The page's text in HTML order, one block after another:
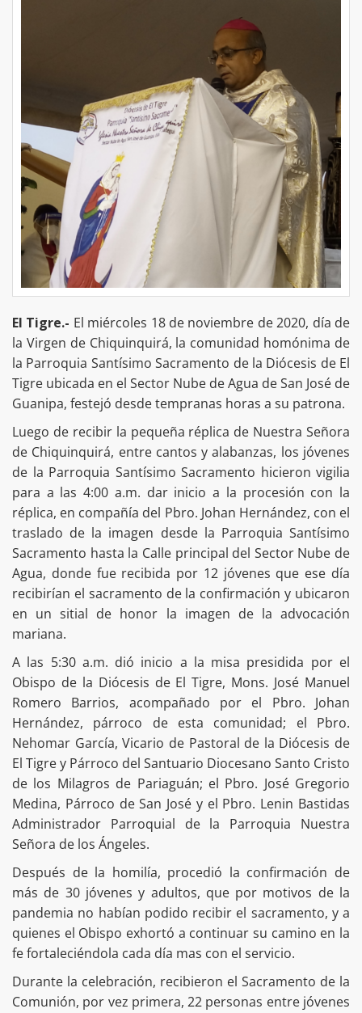
El Tigre.- El miércoles 18 de noviembre de 2020, día de
la Virgen de Chiquinquirá, la comunidad homónima de
la Parroquia Santísimo Sacramento de la Diócesis de El
Tigre ubicada en el Sector Nube de Agua de San José de
Guanipa, festejó desde tempranas horas a su patrona.
Luego de recibir la pequeña réplica de Nuestra Señora
de Chiquinquirá, entre cantos y alabanzas, los jóvenes
de la Parroquia Santísimo Sacramento hicieron vigilia
para a las 4:00 a.m. dar inicio a la procesión con la
réplica, en compañía del Pbro. Johan Hernández, con el
traslado de la imagen desde la Parroquia Santísimo
Sacramento hasta la Calle principal del Sector Nube de
Agua, donde fue recibida por 12 jóvenes que ese día
recibirían el sacramento de la confirmación y ubicaron
en un sitial de honor la imagen de la advocación
mariana.
A las 5:30 a.m. dió inicio a la misa presidida por el
Obispo de la Diócesis de El Tigre, Mons. José Manuel
Romero Barrios, acompañado por el Pbro. Johan
Hernández, párroco de esta comunidad; el Pbro.
Nehomar García, Vicario de Pastoral de la Diócesis de
El Tigre y Párroco del Santuario Diocesano Santo Cristo
de los Milagros de Pariaguán; el Pbro. José Gregorio
Medina, Párroco de San José y el Pbro. Lenin Bastidas
Administrador Parroquial de la Parroquia Nuestra
Señora de los Ángeles.
Después de la homilía, procedió la confirmación de
más de 30 jóvenes y adultos, que por motivos de la
pandemia no habían podido recibir el sacramento, y a
quienes el Obispo exhortó a continuar su camino en la
fe fortaleciéndola cada día mas con el servicio.
Durante la celebración, recibieron el Sacramento de la
Comunión, por vez primera, 22 personas entre jóvenes